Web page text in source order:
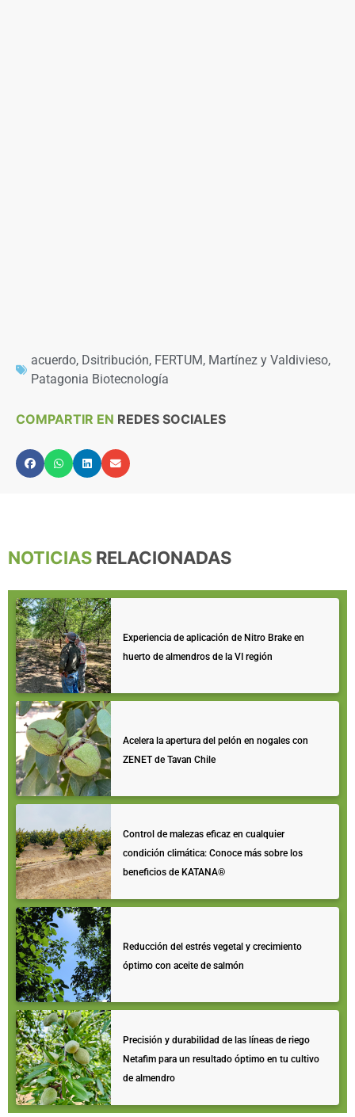
acuerdo, Dsitribución, FERTUM, Martínez y Valdivieso,
Patagonia Biotecnología
COMPARTIR EN REDES SOCIALES
NOTICIAS RELACIONADAS
Experiencia de aplicación de Nitro Brake en
huerto de almendros de la VI región
Acelera la apertura del pelón en nogales con
ZENET de Tavan Chile
Control de malezas eficaz en cualquier
condición climática: Conoce más sobre los
beneficios de KATANA®️
Reducción del estrés vegetal y crecimiento
óptimo con aceite de salmón
Precisión y durabilidad de las líneas de riego
Netafim para un resultado óptimo en tu cultivo
de almendro